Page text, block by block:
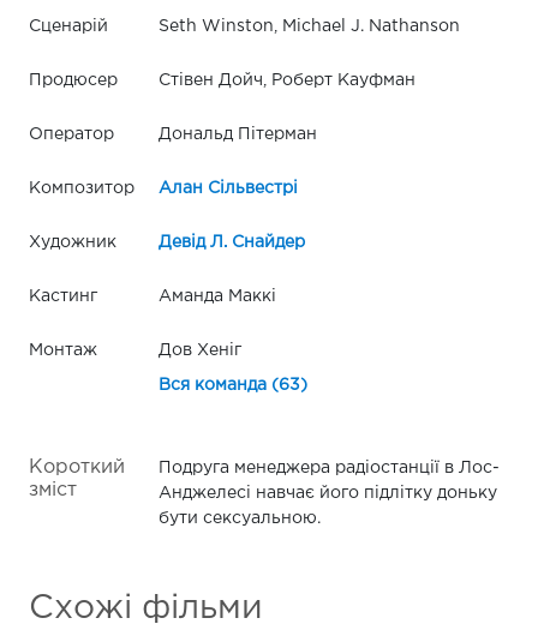
Сценарій Seth Winston, Michael J. Nathanson
Продюсер Стівен Дойч, Роберт Кауфман
Оператор Дональд Пітерман
Композитор Алан Сільвестрі
Художник Девід Л. Снайдер
Кастинг Аманда Маккі
Монтаж Дов Хеніг
Вся команда (63)
Короткий
зміст
Подруга менеджера радіостанції в Лос-
Анджелесі навчає його підлітку доньку
бути сексуальною.
Схожі фільми